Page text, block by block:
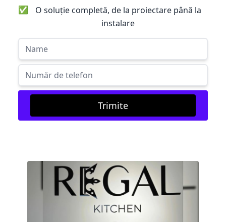
✅
O soluție completă, de la proiectare până la
instalare
Trimite